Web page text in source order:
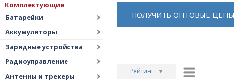
Комплектующие
Батарейки
Аккумуляторы
Зарядные устройства
Радиоуправление
Антенны и трекеры
ПОЛУЧИТЬ ОПТОВЫЕ ЦЕНЫ
Рейтинг ▼